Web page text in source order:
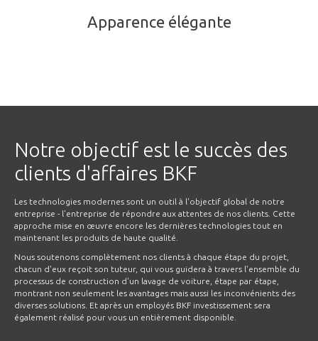
Apparence élégante
Notre objectif est le succès des
clients d'affaires BKF
Les technologies modernes sont un outil à l'objectif global de notre
entreprise - l'entreprise de répondre aux attentes de nos clients. Cette
approche mise en œuvre encore les dernières technologies tout en
maintenant les produits de haute qualité.
Nous soutenons complètement nos clients à chaque étape du projet,
chacun d'eux reçoit son tuteur, qui vous guidera à travers l'ensemble du
processus de construction d'un lavage de voiture, étape par étape,
montrant non seulement les avantages mais aussi les inconvénients des
diverses solutions. Et après un employés BKF investissement sera
également réalisé pour vous un entièrement disponible.